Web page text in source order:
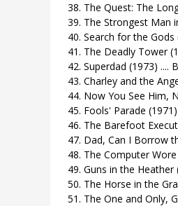
38. The Quest: The
39. The Strongest Man
40. Search for the Gods
41. The Deadly Tower
42. Superdad (1973) ....
43. Charley and the
44. Now You See Him,
45. Fools' Parade (1971)
46. The Barefoot
47. Dad, Can I Borrow
48. The Computer
49. Guns in the Heather
50. The Horse in the
51. The One and Only,